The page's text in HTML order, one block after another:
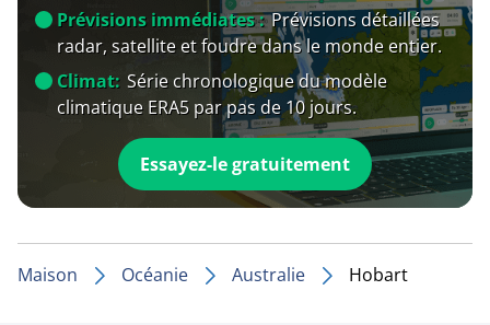
Prévisions immédiates : Prévisions détaillées
radar, satellite et foudre dans le monde entier.
Climat: Série chronologique du modèle
climatique ERA5 par pas de 10 jours.
Essayez-le gratuitement
Maison Océanie Australie Hobart